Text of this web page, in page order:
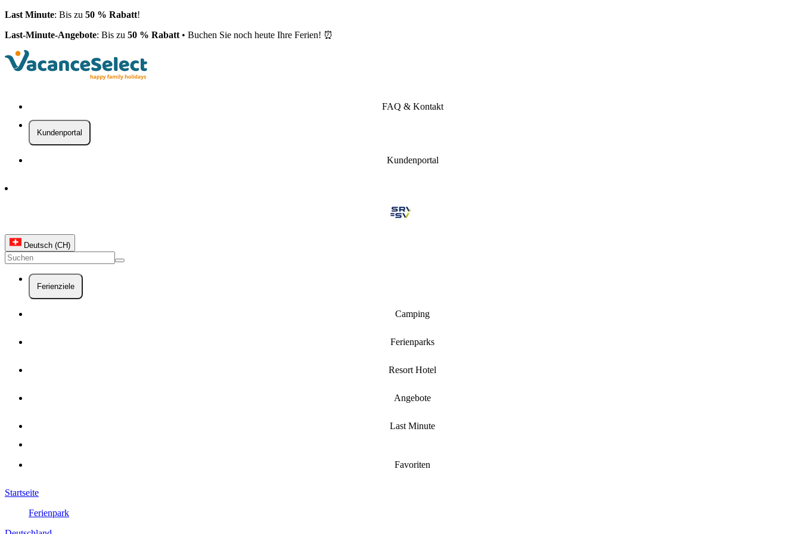
Last Minute: Bis zu 50 % Rabatt!
Last-Minute-Angebote: Bis zu 50 % Rabatt • Buchen Sie noch heute Ihre Ferien! ⏰
FAQ & Kontakt
Kundenportal
Kundenportal
Deutsch (CH)
Ferienziele
Camping
Ferienparks
Resort Hotel
Angebote
Last Minute
Favoriten
Startseite
Ferienpark